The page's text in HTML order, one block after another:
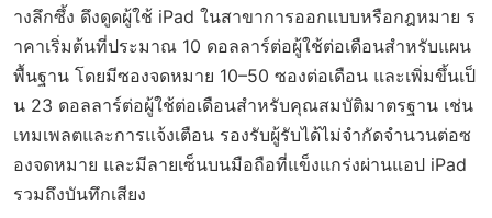
างลึกซึ้ง ดึงดูดผู้ใช้ iPad ในสาขาการออกแบบหรือกฎหมาย ร
าคาเริ่มต้นที่ประมาณ 10 ดอลลาร์ต่อผู้ใช้ต่อเดือนสำหรับแผน
พื้นฐาน โดยมีซองจดหมาย 10–50 ซองต่อเดือน และเพิ่มขึ้นเป็
น 23 ดอลลาร์ต่อผู้ใช้ต่อเดือนสำหรับคุณสมบัติมาตรฐาน เช่น
เทมเพลตและการแจ้งเตือน รองรับผู้รับได้ไม่จำกัดจำนวนต่อซ
องจดหมาย และมีลายเซ็นบนมือถือที่แข็งแกร่งผ่านแอป iPad
รวมถึงบันทึกเสียง